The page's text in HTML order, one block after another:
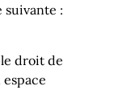
suivante :
le droit de